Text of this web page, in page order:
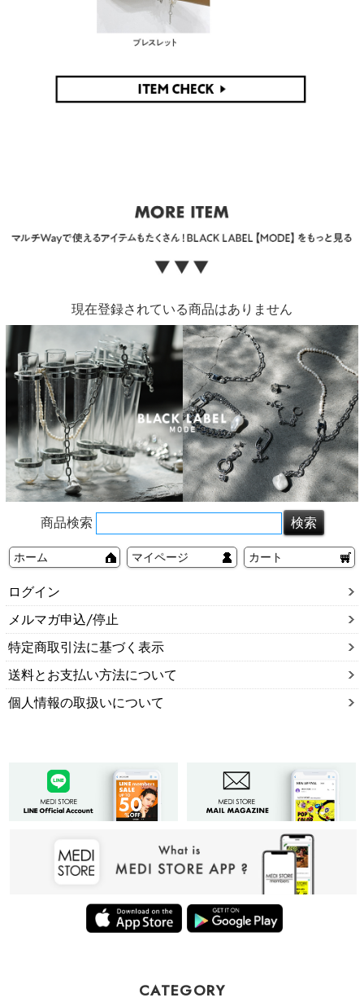
現在登録されている商品はありません
商品検索
ホーム マイページ カート
ログイン
メルマガ申込/停止
特定商取引法に基づく表示
送料とお支払い方法について
個人情報の取扱いについて
CATEGORY